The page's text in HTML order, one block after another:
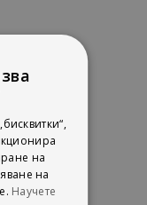
на
на
Научете